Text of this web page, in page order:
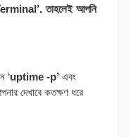
তাহলেই আপনি
‘uptime -p’ এবং
দেখাবে কতক্ষণ ধরে